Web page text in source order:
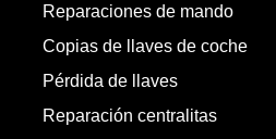
Reparaciones de mando
Copias de llaves de coche
Pérdida de llaves
Reparación centralitas